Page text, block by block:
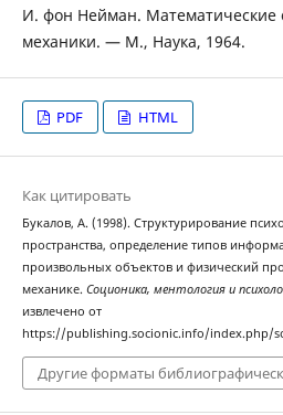
И. фон Нейман. Математические
механики. — М., Наука, 1964.
PDF HTML
Как цитировать
Букалов, А. (1998). Структурирование
пространства, определение типов
произвольных объектов и физический
механике. Соционика, ментология и
извлечено от
https://publishing.socionic.info/index.php/
Другие форматы